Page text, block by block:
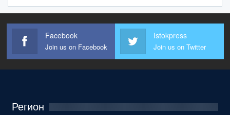
Facebook
Join us on Facebook
Istokpress
Join us on Twitter
Регион